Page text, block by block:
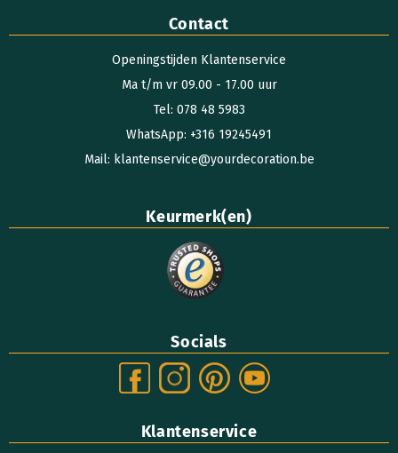
Contact
Openingstijden Klantenservice
Ma t/m vr 09.00 - 17.00 uur
Tel: 078 48 5983
WhatsApp: +316 19245491
Mail: klantenservice@yourdecoration.be
Keurmerk(en)
Socials
Klantenservice